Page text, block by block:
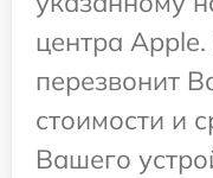
центра
перезвонит
стоимости и
Вашего